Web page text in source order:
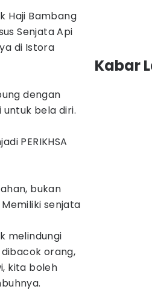
Haji Bambang
Senjata Api
di Istora
dengan
untuk bela diri.
PERIKHSA
bukan
senjata
melindungi
orang,
kita boleh
Kabar